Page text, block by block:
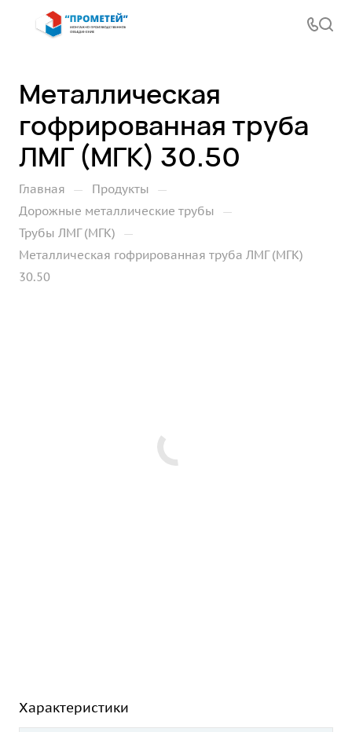
Металлическая
гофрированная труба
ЛМГ (МГК) 30.50
Главная — Продукты —
Дорожные металлические трубы —
Трубы ЛМГ (МГК) —
Металлическая гофрированная труба ЛМГ (МГК)
30.50
Характеристики